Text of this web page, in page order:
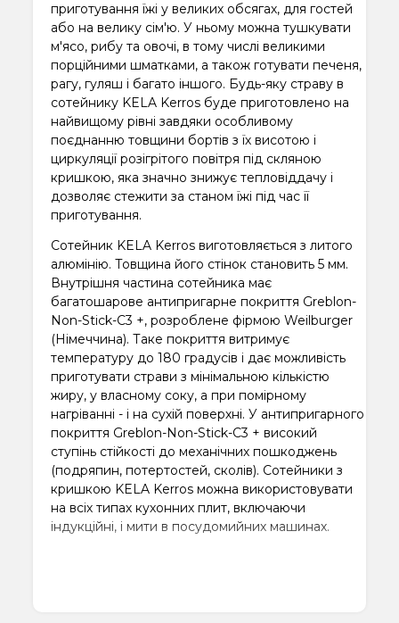
приготування їжі у великих обсягах, для гостей
або на велику сім'ю. У ньому можна тушкувати
м'ясо, рибу та овочі, в тому числі великими
порційними шматками, а також готувати печеня,
рагу, гуляш і багато іншого. Будь-яку страву в
сотейнику KELA Kerros буде приготовлено на
найвищому рівні завдяки особливому
поєднанню товщини бортів з їх висотою і
циркуляції розігрітого повітря під скляною
кришкою, яка значно знижує тепловіддачу і
дозволяє стежити за станом їжі під час її
приготування.
Сотейник KELA Kerros виготовляється з литого
алюмінію. Товщина його стінок становить 5 мм.
Внутрішня частина сотейника має
багатошарове антипригарне покриття Greblon-
Non-Stick-C3 +, розроблене фірмою Weilburger
(Німеччина). Таке покриття витримує
температуру до 180 градусів і дає можливість
приготувати страви з мінімальною кількістю
жиру, у власному соку, а при помірному
нагріванні - і на сухій поверхні. У антипригарного
покриття Greblon-Non-Stick-C3 + високий
ступінь стійкості до механічних пошкоджень
(подряпин, потертостей, сколів). Сотейники з
кришкою KELA Kerros можна використовувати
на всіх типах кухонних плит, включаючи
індукційні, і мити в посудомийних машинах.